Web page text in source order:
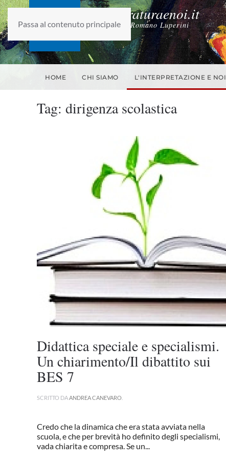
Passa al contenuto principale
laletteraturaenoi.it
fondato da Romano Luperini
HOME CHI SIAMO L'INTERPRETAZIONE E NOI
Tag: dirigenza scolastica
Didattica speciale e specialismi.
Un chiarimento/Il dibattito sui
BES 7
SCRITTO DAANDREA CANEVARO
Credo che la dinamica che era stata avviata nella
scuola, e che per brevità ho definito degli specialismi,
vada chiarita e compresa. Se un...